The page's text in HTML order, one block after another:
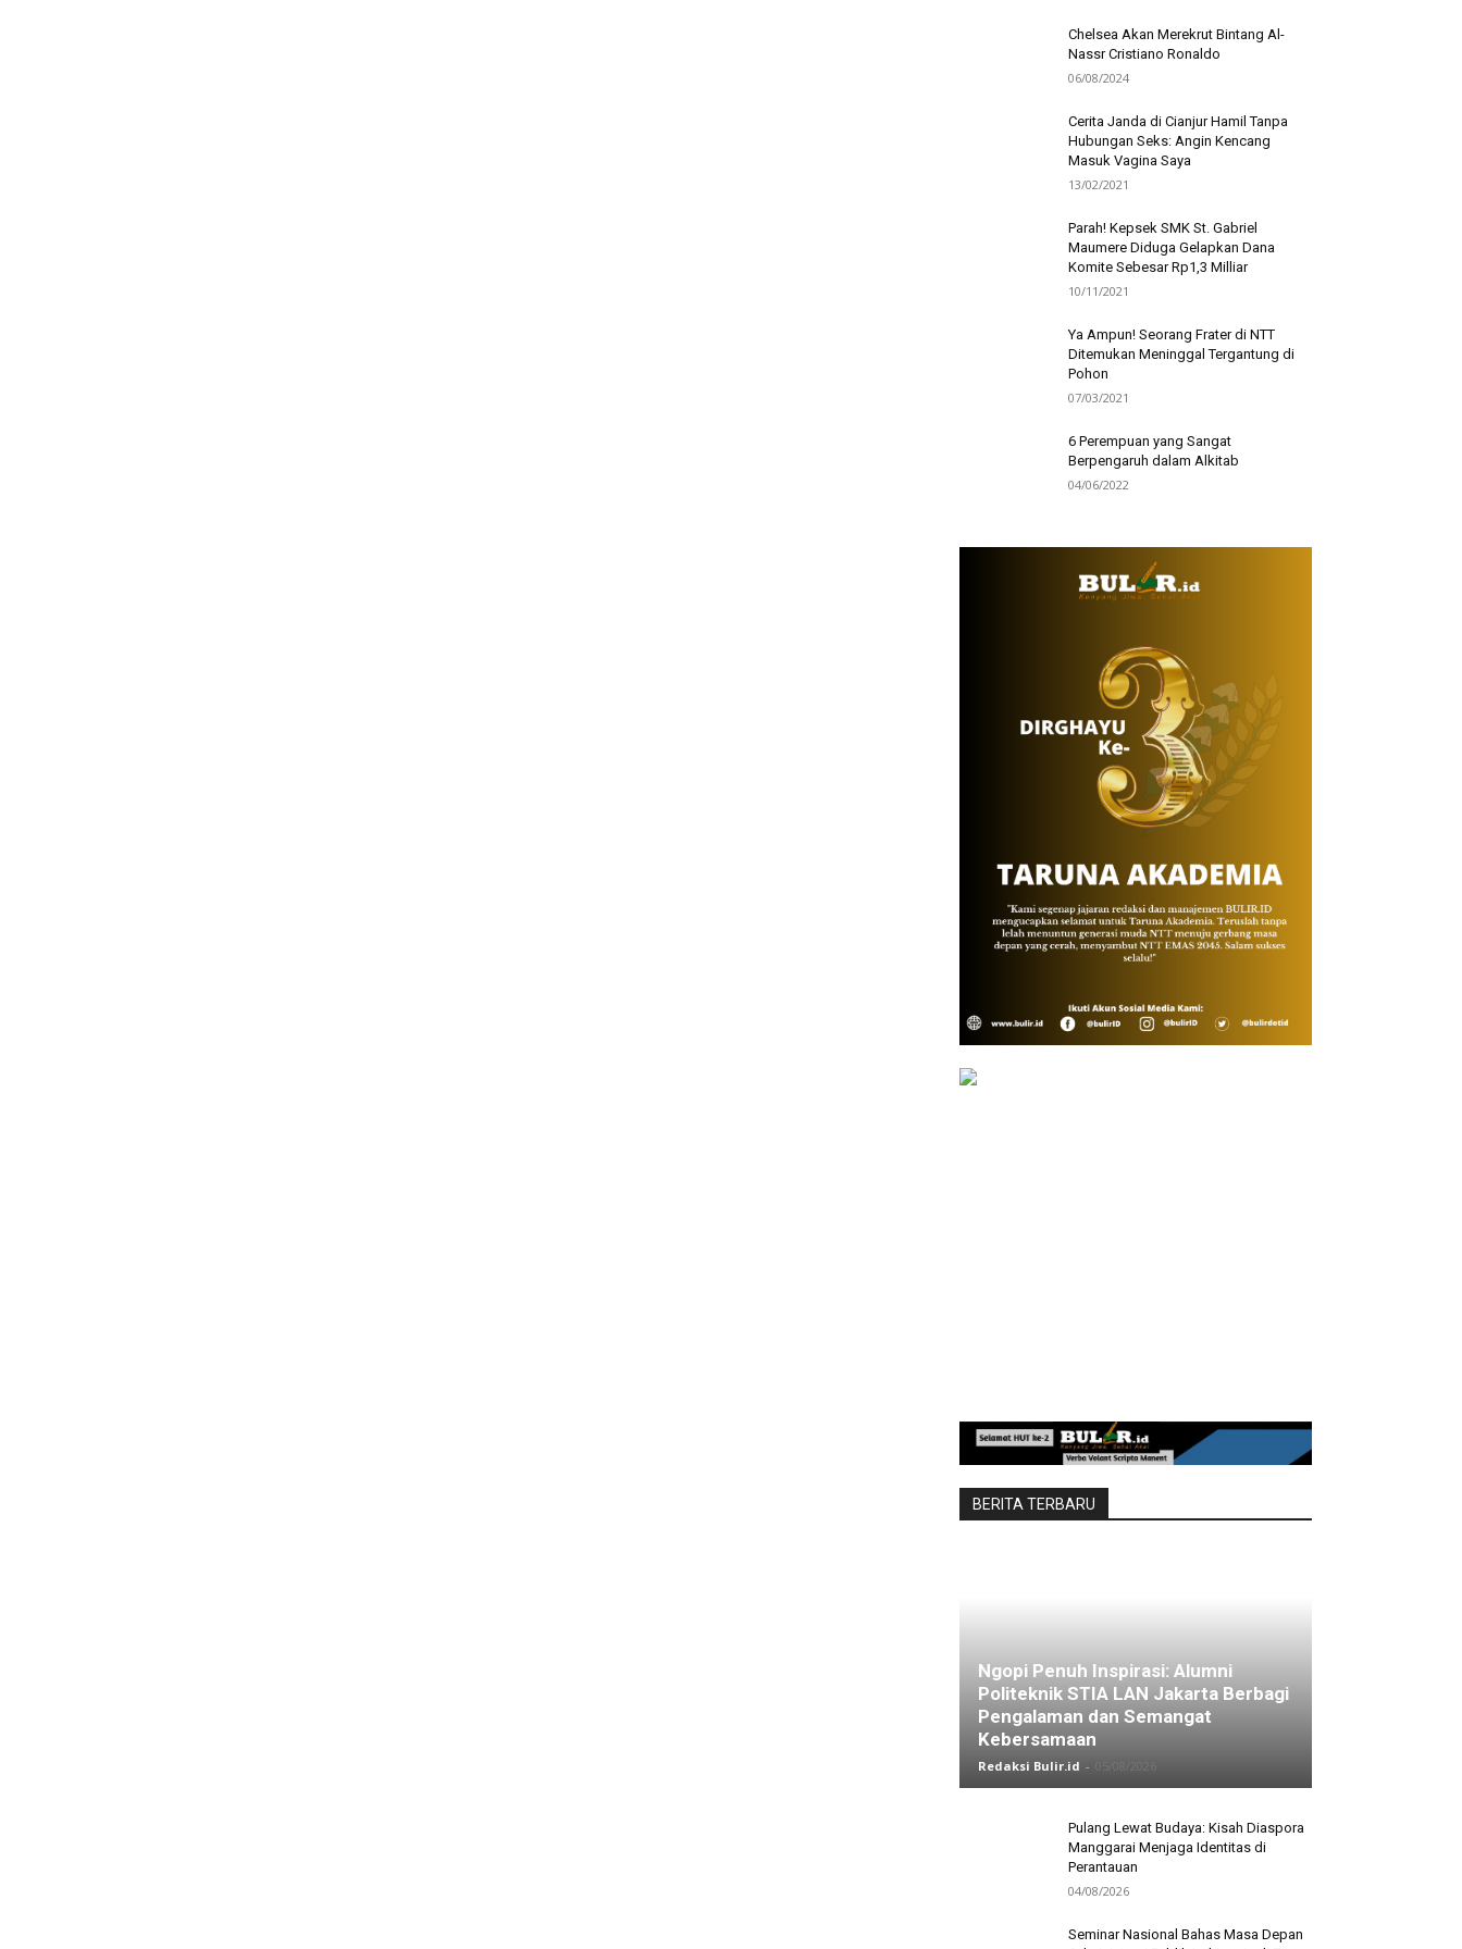
Chelsea Akan Merekrut Bintang Al-
Nassr Cristiano Ronaldo
06/08/2024
Cerita Janda di Cianjur Hamil Tanpa
Hubungan Seks: Angin Kencang
Masuk Vagina Saya
13/02/2021
Parah! Kepsek SMK St. Gabriel
Maumere Diduga Gelapkan Dana
Komite Sebesar Rp1,3 Milliar
10/11/2021
Ya Ampun! Seorang Frater di NTT
Ditemukan Meninggal Tergantung di
Pohon
07/03/2021
6 Perempuan yang Sangat
Berpengaruh dalam Alkitab
04/06/2022
BERITA TERBARU
Ngopi Penuh Inspirasi: Alumni
Politeknik STIA LAN Jakarta Berbagi
Pengalaman dan Semangat
Kebersamaan
Redaksi Bulir.id -
Pulang Lewat Budaya: Kisah Diaspora
Manggarai Menjaga Identitas di
Perantauan
04/08/2026
Seminar Nasional Bahas Masa Depan